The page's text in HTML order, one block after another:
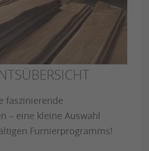
faszinierende
– eine kleine Auswahl
Furnierprogramms!